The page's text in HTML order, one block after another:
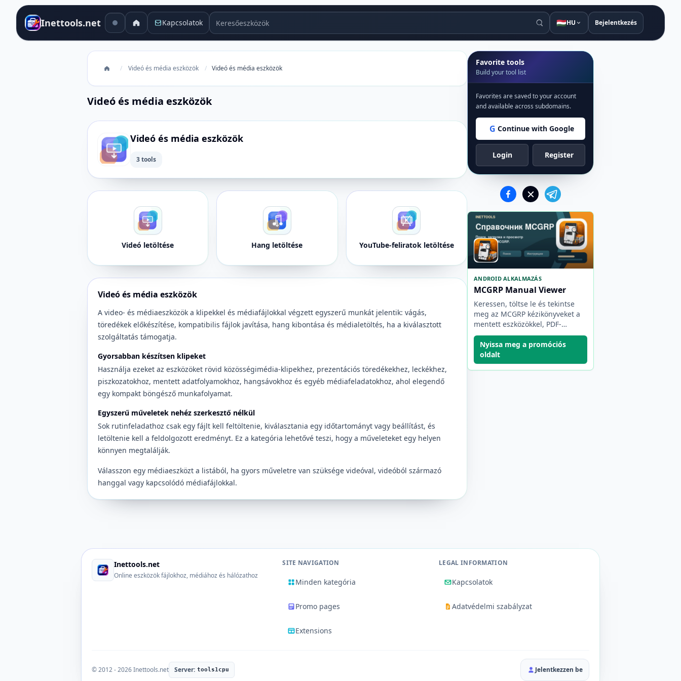
Inettools.net Kapcsolatok Keresőeszközök 🇭🇺HU Bejelentkezés
/ Videó és média eszközök / Videó és média eszközök
Videó és média eszközök
Videó és média eszközök
3 tools
Videó letöltése Hang letöltése YouTube-feliratok letöltése
Videó és média eszközök
A video- és médiaeszközök a klipekkel és médiafájlokkal végzett egyszerű munkát jelentik: vágás,
töredékek előkészítése, kompatibilis fájlok javítása, hang kibontása és médialetöltés, ha a kiválasztott
szolgáltatás támogatja.
Gyorsabban készítsen klipeket
Használja ezeket az eszközöket rövid közösségimédia-klipekhez, prezentációs töredékekhez, leckékhez,
piszkozatokhoz, mentett adatfolyamokhoz, hangsávokhoz és egyéb médiafeladatokhoz, ahol elegendő
egy kompakt böngésző munkafolyamat.
Egyszerű műveletek nehéz szerkesztő nélkül
Sok rutinfeladathoz csak egy fájlt kell feltöltenie, kiválasztania egy időtartományt vagy beállítást, és
letöltenie kell a feldolgozott eredményt. Ez a kategória lehetővé teszi, hogy a műveleteket egy helyen
könnyen megtalálják.
Válasszon egy médiaeszközt a listából, ha gyors műveletre van szüksége videóval, videóból származó
hanggal vagy kapcsolódó médiafájlokkal.
Favorite tools
Build your tool list
Favorites are saved to your account
and available across subdomains.
G Continue with Google
Login Register
ANDROID ALKALMAZÁS
MCGRP Manual Viewer
Keressen, töltse le és tekintse
meg az MCGRP kézikönyveket a
mentett eszközökkel, PDF-
útmutatókkal, könyvjelzőkkel és
biztonsági másolatokkal.
Nyissa meg a promóciós
oldalt
Inettools.net
Online eszközök fájlokhoz, médiához és hálózathoz
SITE NAVIGATION
Minden kategória
Promo pages
Extensions
LEGAL INFORMATION
Kapcsolatok
Adatvédelmi szabályzat
© 2012 - 2026 Inettools.net Server: tools1cpu Jelentkezzen be